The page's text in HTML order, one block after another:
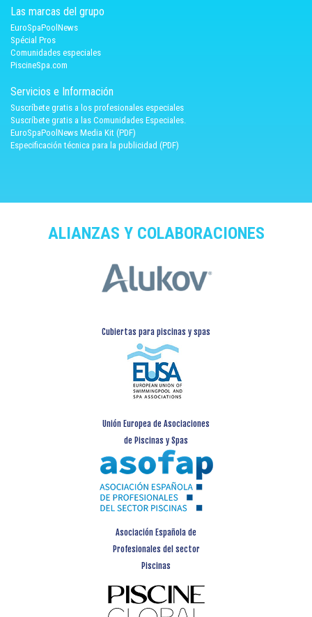
Las marcas del grupo
EuroSpaPoolNews
Spécial Pros
Comunidades especiales
PiscineSpa.com
Servicios e Información
Suscríbete gratis a los profesionales especiales
Suscríbete gratis a las Comunidades Especiales.
EuroSpaPoolNews Media Kit (PDF)
Especificación técnica para la publicidad (PDF)
ALIANZAS Y COLABORACIONES
Cubiertas para piscinas y spas
Unión Europea de Asociaciones
de Piscinas y Spas
Asociación Española de
Profesionales del sector
Piscinas